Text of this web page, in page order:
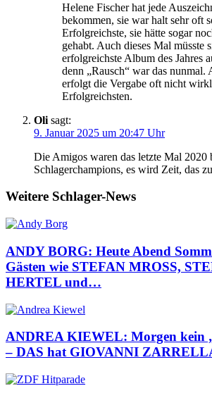
Helene Fischer hat jede
bekommen, sie war halt sehr oft
Erfolgreichste, sie hätte sogar
gehabt. Auch dieses Mal müsste
erfolgreichste Album des Jahres
denn „Rausch“ war das
erfolgt die Vergabe oft nicht
Erfolgreichsten.
Oli sagt:
9. Januar 2025 um 20:47 Uhr
Die Amigos waren das letzte Mal 2020
Schlagerchampions, es wird Zeit, das
Weitere Schlager-News
ANDY BORG: Heute Abend
Gästen wie STEFAN MROSS,
HERTEL und…
ANDREA KIEWEL: Morgen kein
– DAS hat GIOVANNI